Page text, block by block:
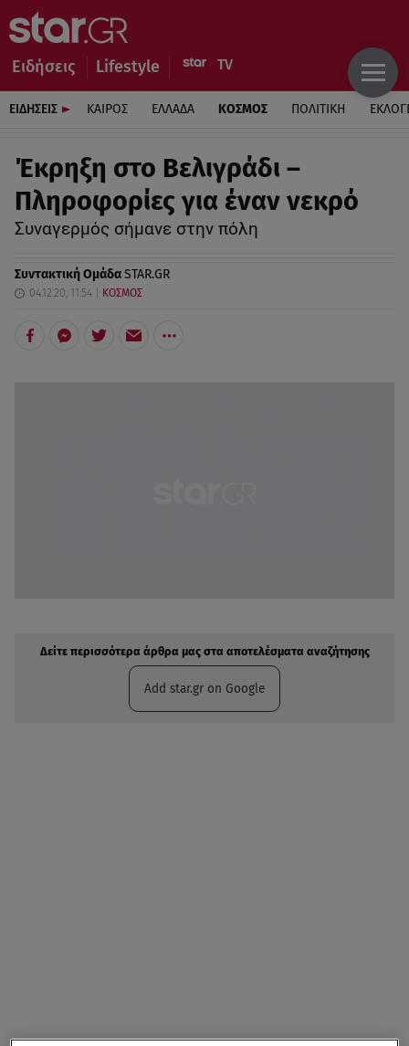
Ειδήσεις Lifestyle
ΕΙΔΗΣΕΙΣ ΚΑΙΡΟΣ ΕΛΛΑΔΑ ΚΟΣΜΟΣ ΠΟΛΙΤΙΚΗ
Έκρηξη στο Βελιγράδι –
Πληροφορίες για έναν νεκρό
Συναγερμός σήμανε στην πόλη
Συντακτική ΟμάδαSTAR.GR
04.12.20, 11:54 ΚΟΣΜΟΣ
Δείτε περισσότερα άρθρα μας στα αποτελέσματα αναζήτησης
Add star.gr on Google